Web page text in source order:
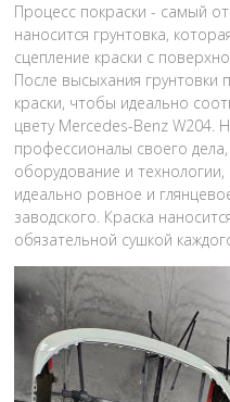
Процесс покраски - самый
наносится грунтовка,
сцепление краски с
После высыхания грунтовки
краски, чтобы идеально
цвету Mercedes-Benz
профессионалы своего
оборудование и
идеально ровное и
заводского. Краска
обязательной сушкой